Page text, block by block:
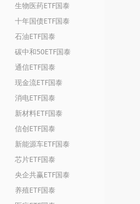
生物医药ETF国泰
十年国债ETF国泰
石油ETF国泰
碳中和50ETF国泰
通信ETF国泰
现金流ETF国泰
消电ETF国泰
新材料ETF国泰
信创ETF国泰
新能源车ETF国泰
芯片ETF国泰
央企共赢ETF国泰
养殖ETF国泰